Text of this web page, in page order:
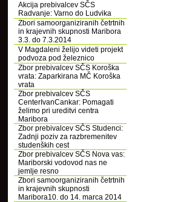
Akcija prebivalcev SČS
Radvanje: Varno do Ludvika
Zbori samoorganiziranih četrtnih
in krajevnih skupnosti Maribora
3.3. do 7.3.2014
V Magdaleni želijo videti projekt
podvoza pod železnico
Zbor prebivalcev SČS Koroška
vrata: Zaparkirana MČ Koroška
vrata
Zbor prebivalcev SČS
CenterIvanCankar: Pomagati
želimo pri ureditvi centra
Maribora
Zbor prebivalcev SČS Studenci:
Zadnji poziv za razbremenitev
studenških cest
Zbor prebivalcev SČS Nova vas:
Mariborski vodovod nas ne
jemlje resno
Zbori samoorganiziranih četrtnih
in krajevnih skupnosti
Maribora10. do 14. marca 2014